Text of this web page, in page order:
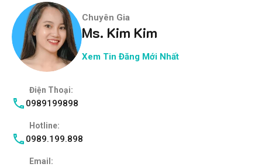
Chuyên Gia
Ms. Kim Kim
Xem Tin Đăng Mới Nhất
Điện Thoại:
0989199898
Hotline:
0989.199.898
Email: